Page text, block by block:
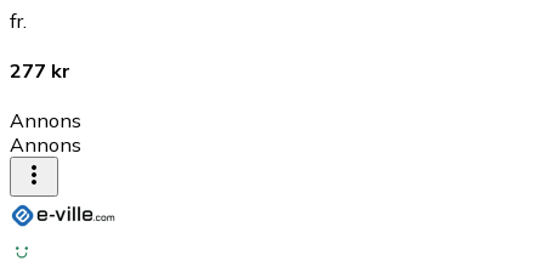
fr.
277 kr
Annons
Annons